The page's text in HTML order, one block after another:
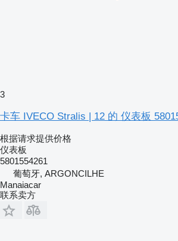
3
卡车 IVECO Stralis | 12 的 仪表板
根据请求提供价格
仪表板
5801554261
葡萄牙, ARGONCILHE
Manaiacar
联系卖方